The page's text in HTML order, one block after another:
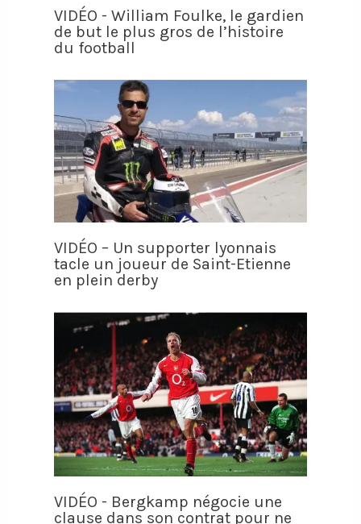
VIDÉO - William Foulke, le gardien
de but le plus gros de l’histoire
du football
VIDÉO – Un supporter lyonnais
tacle un joueur de Saint-Etienne
en plein derby
VIDÉO - Bergkamp négocie une
clause dans son contrat pour ne